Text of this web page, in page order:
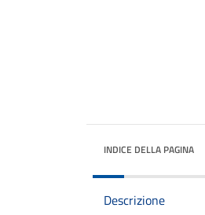
INDICE DELLA PAGINA
Descrizione